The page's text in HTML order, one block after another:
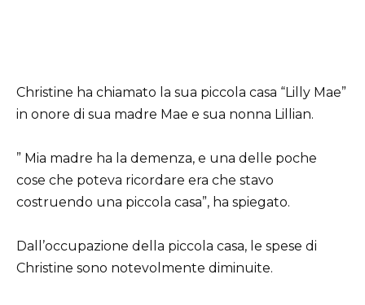
Christine ha chiamato la sua piccola casa “Lilly Mae”
in onore di sua madre Mae e sua nonna Lillian.
” Mia madre ha la demenza, e una delle poche
cose che poteva ricordare era che stavo
costruendo una piccola casa”, ha spiegato.
Dall’occupazione della piccola casa, le spese di
Christine sono notevolmente diminuite.